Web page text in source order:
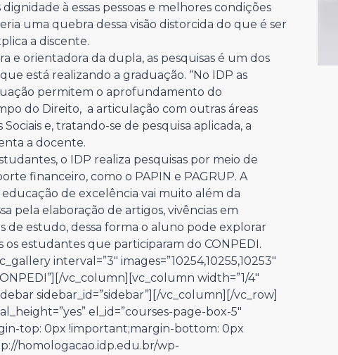
à essas pessoas e melhores condições
uma quebra dessa visão distorcida do que é ser
a discente.
e orientadora da dupla, as pesquisas é um dos
está realizando a graduação. “No IDP as
permitem o aprofundamento do
do Direito, a articulação com outras áreas
e, tratando-se de pesquisa aplicada, a
a docente.
o IDP realiza pesquisas por meio de
financeiro, como o PAPIN e PAGRUP. A
de excelência vai muito além da
pela elaboração de artigos, vivências em
de estudo, dessa forma o aluno pode explorar
estudantes que participaram do CONPEDI.
interval=”3″ images=”10254,10255,10253″
vc_column][vc_column width=”1/4″
sidebar_id=”sidebar”][/vc_column][/vc_row]
el_id=”courses-page-box-5″
top: 0px !important;margin-bottom: 0px
homologacao.idp.edu.br/wp-